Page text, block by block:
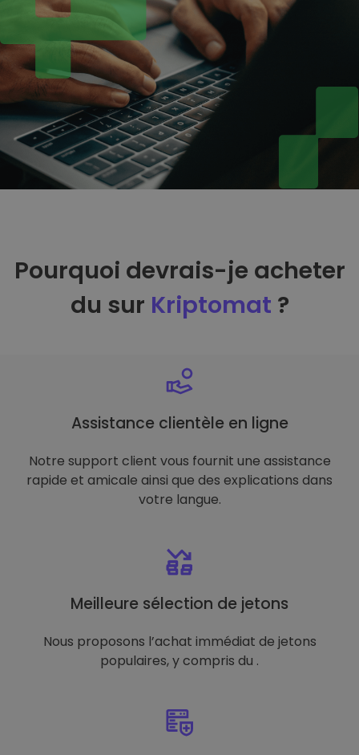
Pourquoi devrais-je acheter
du sur Kriptomat ?
Assistance clientèle en ligne
Notre support client vous fournit une assistance
rapide et amicale ainsi que des explications dans
votre langue.
Meilleure sélection de jetons
Nous proposons l’achat immédiat de jetons
populaires, y compris du .